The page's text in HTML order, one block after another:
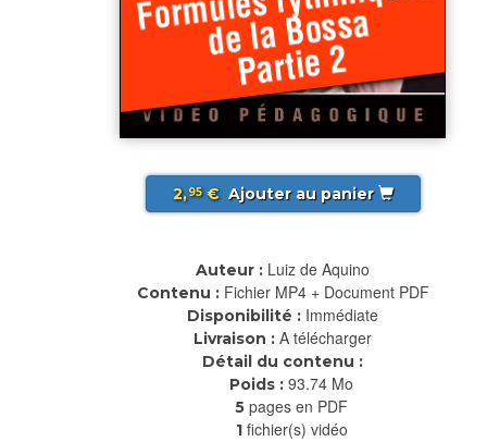
2,95€ Ajouter au panier
Auteur : Luiz de Aquino
Contenu : Fichier MP4 + Document PDF
Disponibilité : Immédiate
Livraison : A télécharger
Détail du contenu :
Poids : 93.74 Mo
5 pages en PDF
1 fichier(s) vidéo